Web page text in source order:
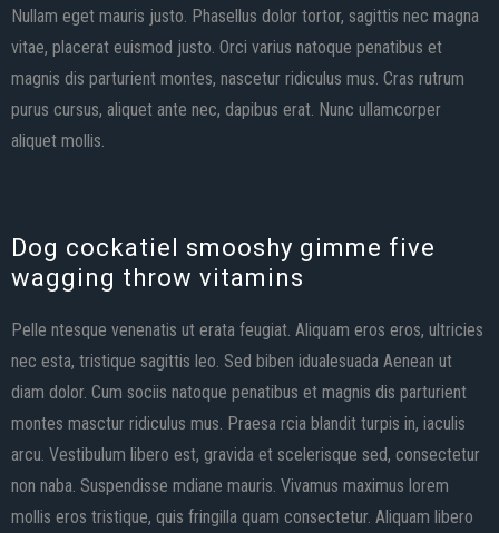
Nullam eget mauris justo. Phasellus dolor tortor, sagittis nec magna
vitae, placerat euismod justo. Orci varius natoque penatibus et
magnis dis parturient montes, nascetur ridiculus mus. Cras rutrum
purus cursus, aliquet ante nec, dapibus erat. Nunc ullamcorper
aliquet mollis.
Dog cockatiel smooshy gimme five
wagging throw vitamins
Pelle ntesque venenatis ut erata feugiat. Aliquam eros eros, ultricies
nec esta, tristique sagittis leo. Sed biben idualesuada Aenean ut
diam dolor. Cum sociis natoque penatibus et magnis dis parturient
montes masctur ridiculus mus. Praesa rcia blandit turpis in, iaculis
arcu. Vestibulum libero est, gravida et scelerisque sed, consectetur
non naba. Suspendisse mdiane mauris. Vivamus maximus lorem
mollis eros tristique, quis fringilla quam consectetur. Aliquam libero